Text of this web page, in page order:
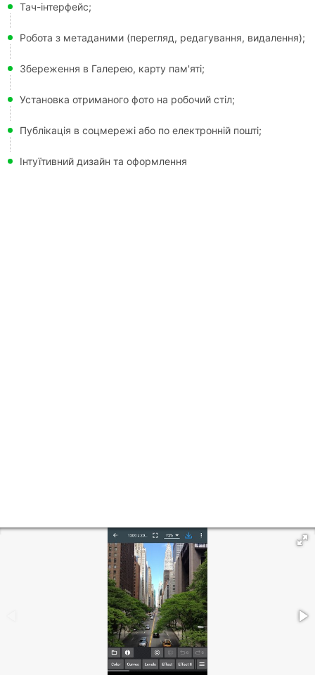
Тач-інтерфейс;
Робота з метаданими (перегляд, редагування, видалення);
Збереження в Галерею, карту пам'яті;
Установка отриманого фото на робочий стіл;
Публікація в соцмережі або по електронній пошті;
Інтуїтивний дизайн та оформлення